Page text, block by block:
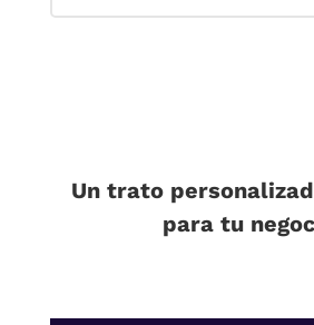
Un trato
para tu